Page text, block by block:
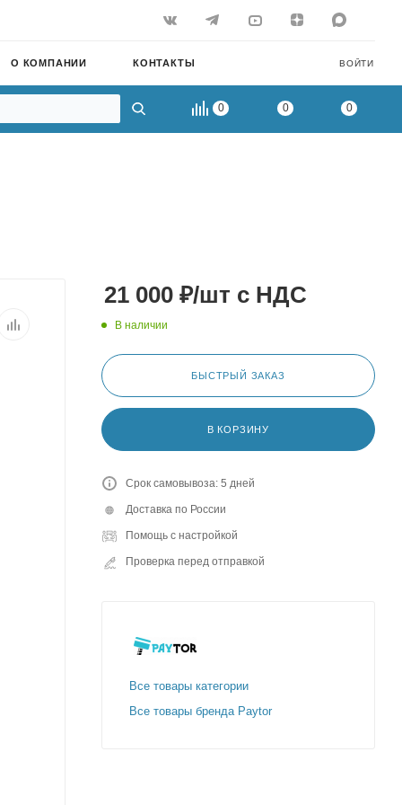
ВОЙТИ
О КОМПАНИИ КОНТАКТЫ
0 0 0
21 000 ₽/шт с НДС
В наличии
БЫСТРЫЙ ЗАКАЗ
В КОРЗИНУ
Срок самовывоза: 5 дней
Доставка по России
Помощь с настройкой
Проверка перед отправкой
Все товары категории
Все товары бренда Paytor